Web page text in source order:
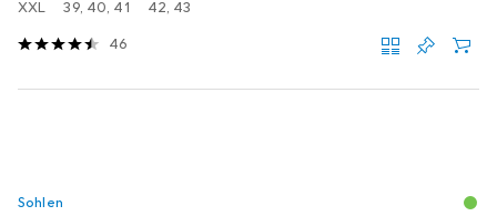
XXL 39, 40, 41 42, 43
46
Sohlen